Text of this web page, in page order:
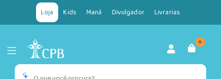
Loja Kids Maná Divulgador Livrarias
0